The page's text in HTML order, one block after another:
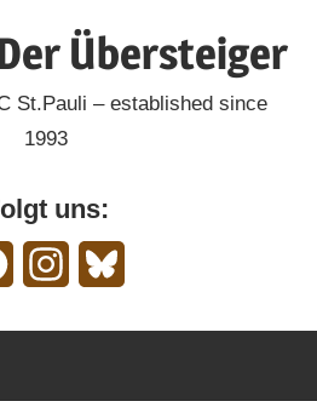
Übersteiger
St.Pauli – established since
1993
uns:
FacebookInstagram